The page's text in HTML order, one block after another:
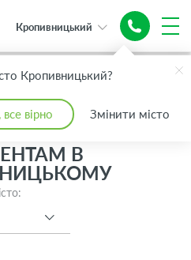
Кропивницький?
все вірно Змінити місто
Кропивницький
В